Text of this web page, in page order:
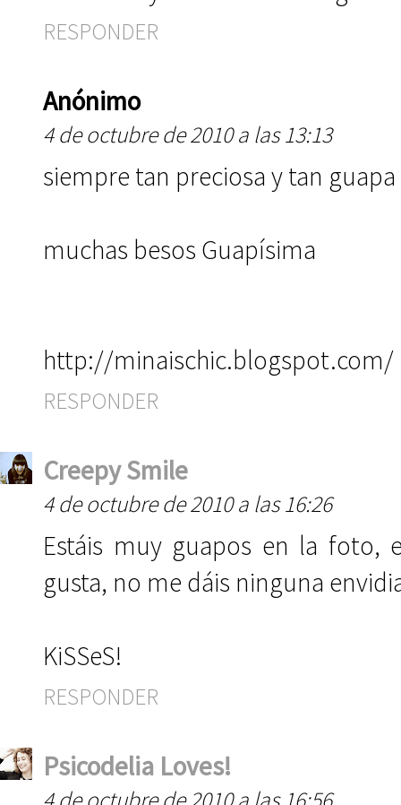
RESPONDER
Anónimo
4 de octubre de 2010 a las 13:13
siempre tan preciosa y tan
muchas besos Guapísima
http://minaischic.blogspot.com/
RESPONDER
Creepy Smile
4 de octubre de 2010 a las 16:26
Estáis muy guapos en la foto,
gusta, no me dáis ninguna
KiSSeS!
RESPONDER
Psicodelia Loves!